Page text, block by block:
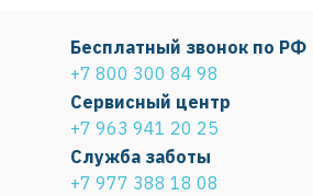
Сервисный центр
+7 963 941 20 25
Служба заботы
+7 977 388 18 08
Бесплатный звонок по РФ
+7 800 300 84 98